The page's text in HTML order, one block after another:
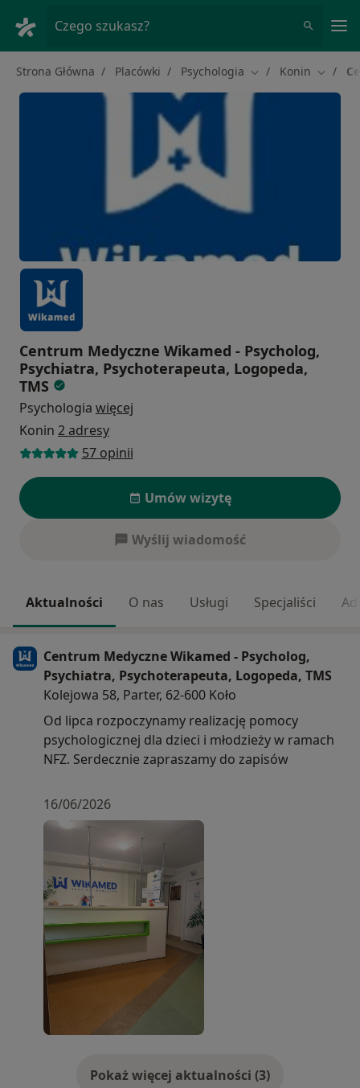
Czego szukasz?
Strona Główna Placówki Psychologia Zmień miasto
Konin Zmień
Centrum Medyczne Wikamed - Psycholog,
Psychiatra, Psychoterapeuta, Logopeda,
TMS
Psychologia więcej
Konin 2 adresy
57 opinii
Umów wizytę
Wyślij wiadomość
Aktualności O nas Usługi Specjaliści
Centrum Medyczne Wikamed - Psycholog,
Psychiatra, Psychoterapeuta, Logopeda, TMS
Kolejowa 58, Parter, 62-600 Koło
Od lipca rozpoczynamy realizację pomocy
psychologicznej dla dzieci i młodzieży w ramach
NFZ. Serdecznie zapraszamy do zapisów
16/06/2026
Pokaż więcej aktualności (3)